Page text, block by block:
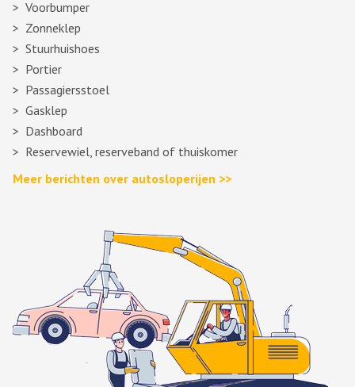
Voorbumper
Zonneklep
Stuurhuishoes
Portier
Passagiersstoel
Gasklep
Dashboard
Reservewiel, reserveband of thuiskomer
Meer berichten over autosloperijen >>